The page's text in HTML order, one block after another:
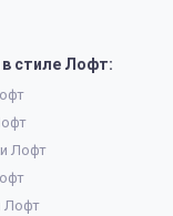
в стиле Лофт:
Лофт
Лофт